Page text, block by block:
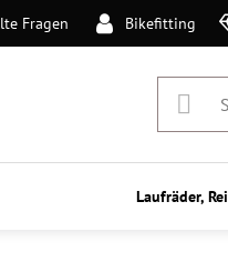
Fragen Bikefitting
Laufräder,